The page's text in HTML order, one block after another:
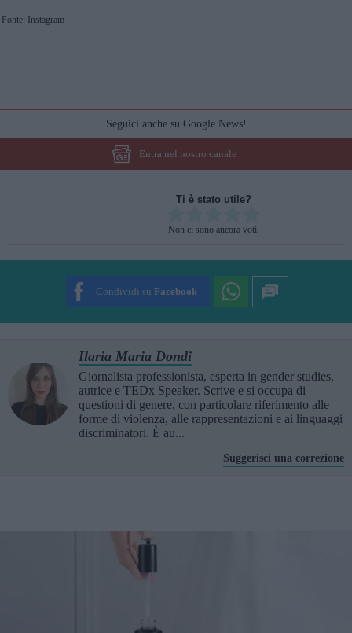
Fonte: Instagram
Seguici anche su Google News!
Entra nel nostro canale
Ti è stato utile?
Non ci sono ancora voti.
Condividi su Facebook
Ilaria Maria Dondi
Giornalista professionista, esperta in gender studies,
autrice e TEDx Speaker. Scrive e si occupa di
questioni di genere, con particolare riferimento alle
forme di violenza, alle rappresentazioni e ai linguaggi
discriminatori. È au...
Suggerisci una correzione